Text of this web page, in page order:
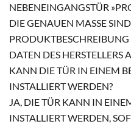
EBENEINGANGSTÜR
DIE GENAUEN MASSE SIND
RODUKTBESCHREIBUNG
ATEN DES HERSTELLERS
KANN DIE TÜR IN EINEM
INSTALLIERT WERDEN?
JA, DIE TÜR KANN IN
INSTALLIERT WERDEN,